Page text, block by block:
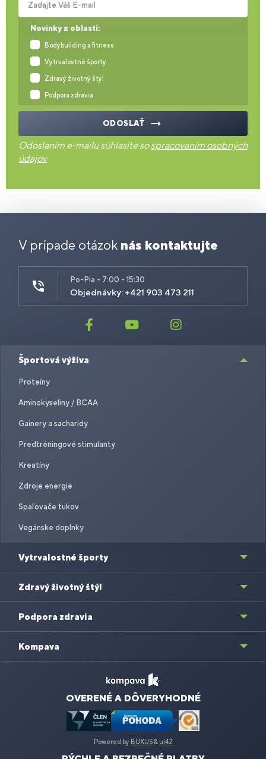
Novinky z oblasti:
Bodybuilding a fitness
Vytrvalostné športy
Zdravý životný štýl
Podpora zdravia
Zadajte Váš E-mail
ODOSLAŤ
Odoslaním e-mailu súhlasíte sospracovaním osobných
údajov
V prípade otázok nás kontaktujte
Po-Pia - 7:00 - 15:30
Objednávky: +421 903 473 211
Športová výživa
Proteíny
Aminokyseliny / BCAA
Gainery a sacharidy
Predtréningové stimulanty
Kreatíny
Zdroje energie
Spaľovače tukov
Vegánske doplnky
Vytrvalostné športy
Zdravý životný štýl
Podpora zdravia
Kompava
OVERENÉ A DÔVERYHODNÉ
Powered by BUXUS& ui42